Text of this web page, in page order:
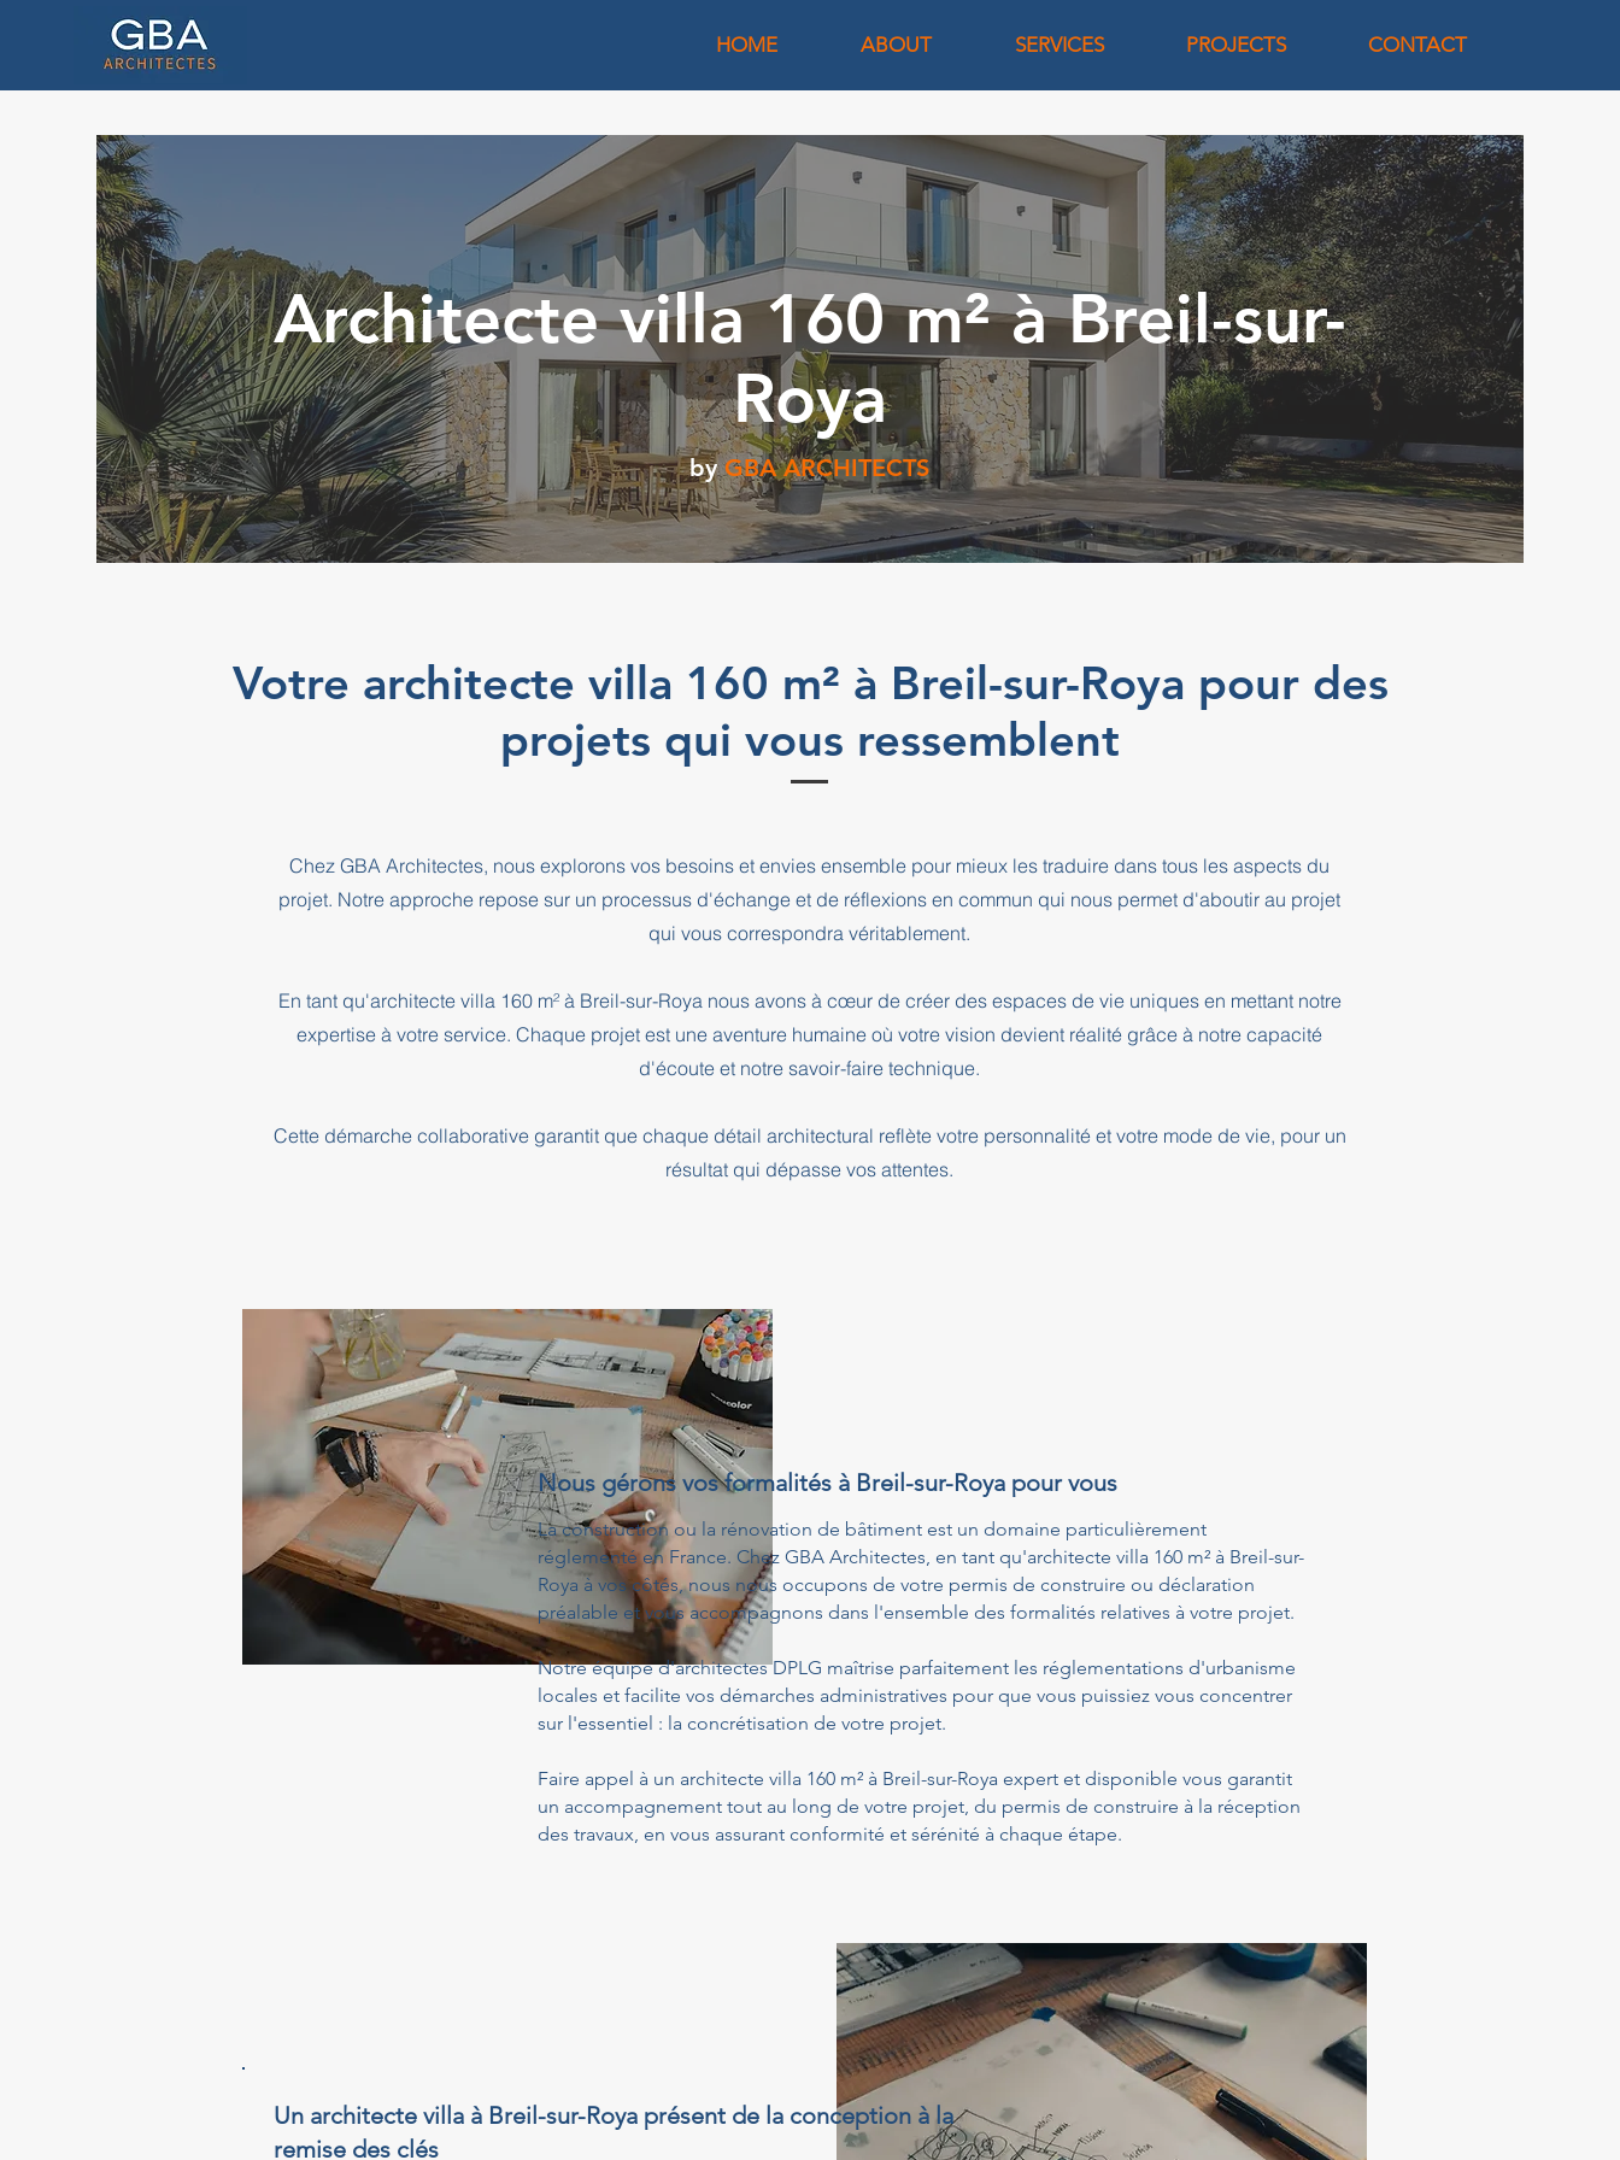
HOME ABOUT SERVICES PROJECTS CONTACT
Architecte villa 160 m² à Breil-sur-
Roya
by GBA ARCHITECTS
Votre architecte villa 160 m² à Breil-sur-Roya pour des
projets qui vous ressemblent
Chez GBA Architectes, nous explorons vos besoins et envies ensemble pour mieux les traduire dans tous les aspects du
projet. Notre approche repose sur un processus d'échange et de réflexions en commun qui nous permet d'aboutir au projet
qui vous correspondra véritablement.
En tant qu'architecte villa 160 m² à Breil-sur-Roya nous avons à cœur de créer des espaces de vie uniques en mettant notre
expertise à votre service. Chaque projet est une aventure humaine où votre vision devient réalité grâce à notre capacité
d'écoute et notre savoir-faire technique.
Cette démarche collaborative garantit que chaque détail architectural reflète votre personnalité et votre mode de vie, pour un
résultat qui dépasse vos attentes.
Nous gérons vos formalités à Breil-sur-Roya pour vous
La construction ou la rénovation de bâtiment est un domaine particulièrement
réglementé en France. Chez GBA Architectes, en tant qu'architecte villa 160 m² à Breil-sur-
Roya à vos côtés, nous nous occupons de votre permis de construire ou déclaration
préalable et vous accompagnons dans l'ensemble des formalités relatives à votre projet.
Notre équipe d'architectes DPLG maîtrise parfaitement les réglementations d'urbanisme
locales et facilite vos démarches administratives pour que vous puissiez vous concentrer
sur l'essentiel : la concrétisation de votre projet.
Faire appel à un architecte villa 160 m² à Breil-sur-Roya expert et disponible vous garantit
un accompagnement tout au long de votre projet, du permis de construire à la réception
des travaux, en vous assurant conformité et sérénité à chaque étape.
Un architecte villa à Breil-sur-Roya présent de la conception à la
remise des clés